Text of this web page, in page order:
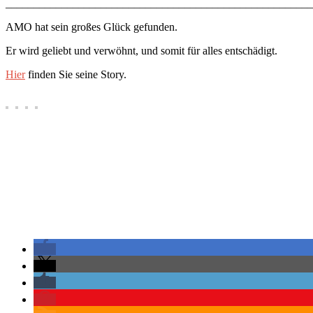
AMO hat sein großes Glück gefunden.
Er wird geliebt und verwöhnt, und somit für alles entschädigt.
Hierfinden Sie seine Story.